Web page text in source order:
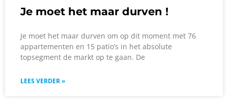
Je moet het maar durven !
Je moet het maar durven om op dit moment met 76
appartementen en 15 patio’s in het absolute
topsegment de markt op te gaan. De
LEES VERDER »